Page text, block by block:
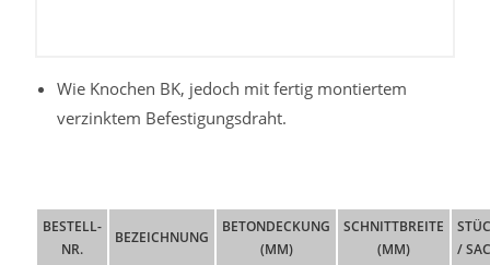
Wie Knochen BK, jedoch mit fertig montiertem
verzinktem Befestigungsdraht.
BESTELL-
NR.
BEZEICHNUNG
BETONDECKUNG
(MM)
SCHNITTBREITE
(MM)
/